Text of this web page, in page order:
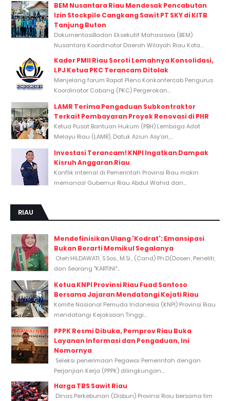
BEM Nusantara Riau Mendesak Pencabutan
Izin Stockpile Cangkang Sawit PT SKY di KITB
Tanjung Buton
DokumentasiBadan Eksekutif Mahasiswa (BEM)
Nusantara Koordinator Daerah Wilayah Riau Kota...
Kader PMII Riau Soroti Lemahnya Konsolidasi,
LPJ Ketua PKC Terancam Ditolak
Menjelang forum Rapat Pleno Konkonfercab Pengurus
Koordinator Cabang (PKC) Pergerakan...
LAMR Terima Pengaduan Subkontraktor
Terkait Pembayaran Proyek Renovasi di PHR
Ketua Pusat Bantuan Hukum (PBH) Lembaga Adat
Melayu Riau (LAMR), Datuk Aziun Asy’ari,...
Investasi Terancam! KNPI Ingatkan Dampak
Kisruh Anggaran Riau
Konflik internal di Pemerintah Provinsi Riau makin
memanas! Gubernur Riau Abdul Wahid dan...
RIAU
Mendefinisikan Ulang 'Kodrat': Emansipasi
Bukan Berarti Memikul Segalanya
Oleh:HILDAWATI, S.Sos., M.Si., (Cand) Ph.D(Dosen, Peneliti,
dan Seorang "KARTINI"...
Ketua KNPI Provinsi Riau Fuad Santoso
Bersama Jajaran Mendatangi Kejati Riau
Komite Nasional Pemuda Indonesia (KNPI) Provinsi Riau
mendatangi Kejaksaan Tinggi...
PPPK Resmi Dibuka, Pemprov Riau Buka
Layanan Informasi dan Pengaduan, Ini
Nomornya
Seleksi penerimaan Pegawai Pemerintah dengan
Perjanjian Kerja (PPPK) dilingkungan...
Harga TBS Sawit Riau
Dinas Perkebunan (Disbun) Provinsi Riau bersama tim